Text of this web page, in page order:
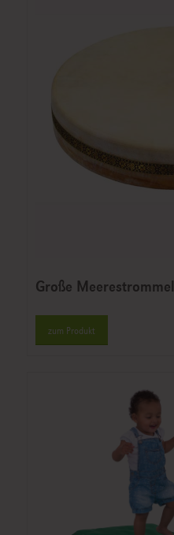
Große Meerestrommel
zum Produkt